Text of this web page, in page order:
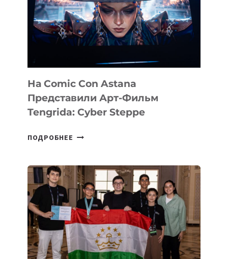
—
AI-
ПЛАТФОРМУ
ДЛЯ
ИНДУСТРИИ
На Comic Con Astana
Представили Арт-Фильм
Tengrida: Cyber Steppe
ПОДРОБНЕЕ
ASTANA
ПРЕДСТАВИЛИ
АРТ-
ФИЛЬМ
TENGRIDA:
CYBER
STEPPE